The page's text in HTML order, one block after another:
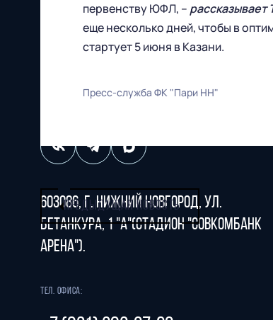
первенству ЮФЛ, –
еще несколько дней, чтобы в
стартует 5 июня в Казани.
Пресс-служба ФК "Пари НН"
ПРЕДЫДУЩАЯ НОВОСТЬ
Футбольный клуб
"Нижний Новгород" 2026
603086, г. Нижний Новгород, ул.
Бетанкура, 1 "А"(стадион "СОВКОМБАНК
АРЕНА").
Тел. офиса: